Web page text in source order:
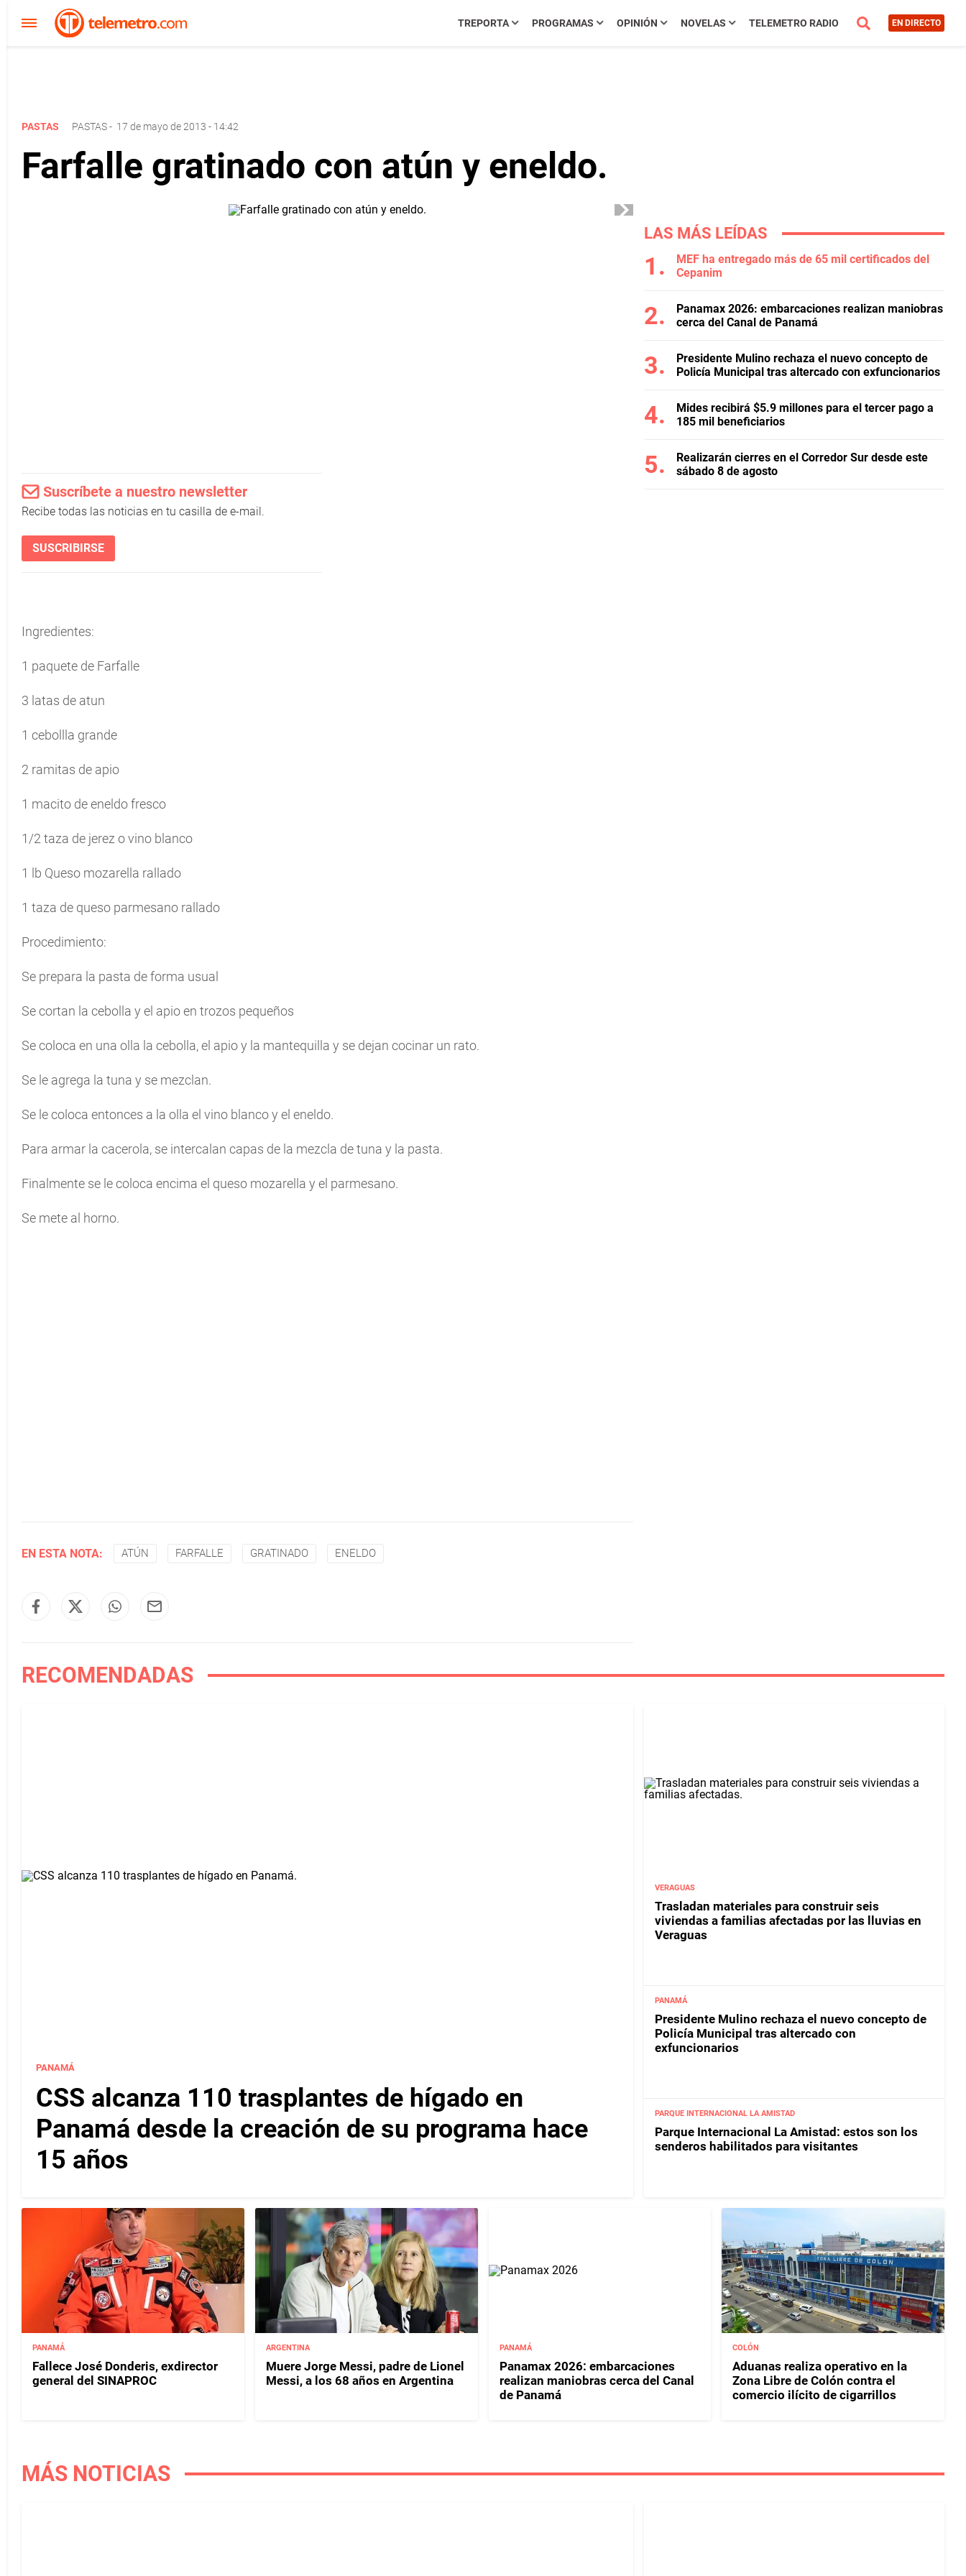
TREPORTA PROGRAMAS OPINIÓN NOVELAS TELEMETRO RADIO EN DIRECTO
PASTAS PASTAS- 17 de mayo de 2013 - 14:42
Farfalle gratinado con atún y eneldo.
Suscríbete a nuestro newsletter
Recibe todas las noticias en tu casilla de e-mail.
SUSCRIBIRSE
Ingredientes:
1 paquete de Farfalle
3 latas de atun
1 cebollla grande
2 ramitas de apio
1 macito de eneldo fresco
1/2 taza de jerez o vino blanco
1 lb Queso mozarella rallado
1 taza de queso parmesano rallado
Procedimiento:
Se prepara la pasta de forma usual
Se cortan la cebolla y el apio en trozos pequeños
Se coloca en una olla la cebolla, el apio y la mantequilla y se dejan cocinar un rato.
Se le agrega la tuna y se mezclan.
Se le coloca entonces a la olla el vino blanco y el eneldo.
Para armar la cacerola, se intercalan capas de la mezcla de tuna y la pasta.
Finalmente se le coloca encima el queso mozarella y el parmesano.
Se mete al horno.
EN ESTA NOTA: ATÚN FARFALLE GRATINADO ENELDO
LAS MÁS LEÍDAS
MEF ha entregado más de 65 mil certificados del
Cepanim
Panamax 2026: embarcaciones realizan maniobras
cerca del Canal de Panamá
Presidente Mulino rechaza el nuevo concepto de
Policía Municipal tras altercado con exfuncionarios
Mides recibirá $5.9 millones para el tercer pago a
185 mil beneficiarios
Realizarán cierres en el Corredor Sur desde este
sábado 8 de agosto
RECOMENDADAS
PANAMÁ
CSS alcanza 110 trasplantes de hígado en
Panamá desde la creación de su programa hace
15 años
VERAGUAS
Trasladan materiales para construir seis
viviendas a familias afectadas por las lluvias en
Veraguas
PANAMÁ
Presidente Mulino rechaza el nuevo concepto de
Policía Municipal tras altercado con
exfuncionarios
PARQUE INTERNACIONAL LA AMISTAD
Parque Internacional La Amistad: estos son los
senderos habilitados para visitantes
PANAMÁ
Fallece José Donderis, exdirector
general del SINAPROC
ARGENTINA
Muere Jorge Messi, padre de Lionel
Messi, a los 68 años en Argentina
PANAMÁ
Panamax 2026: embarcaciones
realizan maniobras cerca del Canal
de Panamá
COLÓN
Aduanas realiza operativo en la
Zona Libre de Colón contra el
comercio ilícito de cigarrillos
MÁS NOTICIAS